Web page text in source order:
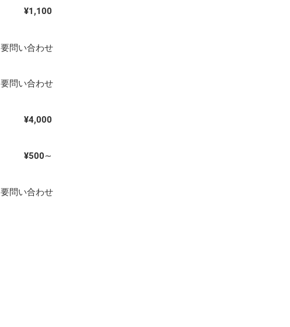
¥1,100
​要問い合わせ
​要問い合わせ
¥4,000
¥500∼
​要問い合わせ